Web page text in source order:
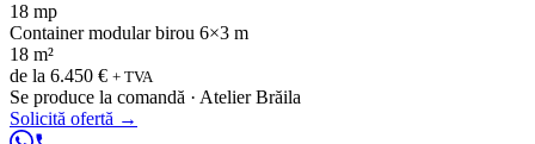
18 mp
Container modular birou 6×3 m
18 m²
de la 6.450 € + TVA
Se produce la comandă · Atelier Brăila
Solicită ofertă →